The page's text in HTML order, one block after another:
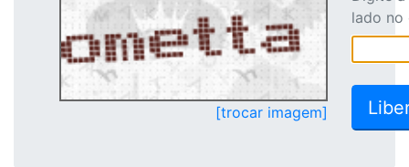
[trocar imagem]
lado no